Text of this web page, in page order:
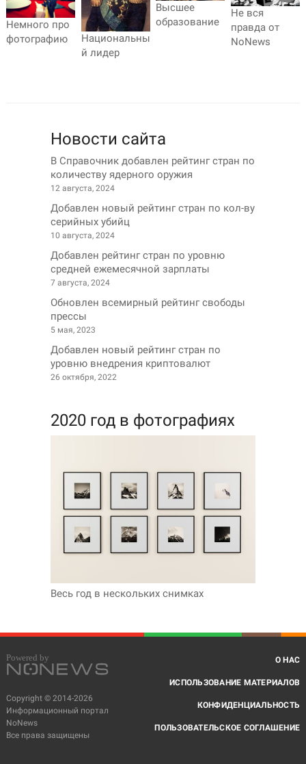
Немного про
фотографию
Национальны
й лидер
Высшее
образование
Не вся
правда от
NoNews
Новости сайта
В Справочник добавлен рейтинг стран по
количеству ядерного оружия
12 августа, 2024
Добавлен новый рейтинг стран по кол-ву
серийных убийц
10 августа, 2024
Добавлен рейтинг стран по уровню
средней ежемесячной зарплаты
7 августа, 2024
Обновлен всемирный рейтинг свободы
прессы
5 мая, 2023
Добавлен новый рейтинг стран по
уровню внедрения криптовалют
26 октября, 2022
2020 год в фотографиях
Весь год в нескольких снимках
Copyright © 2014-2026
Информационный портал
NoNews
Все права защищены
О НАС
ИСПОЛЬЗОВАНИЕ МАТЕРИАЛОВ
КОНФИДЕНЦИАЛЬНОСТЬ
ПОЛЬЗОВАТЕЛЬСКОЕ СОГЛАШЕНИЕ